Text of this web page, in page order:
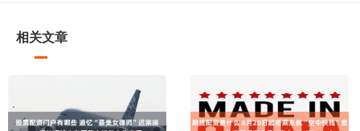
相关文章